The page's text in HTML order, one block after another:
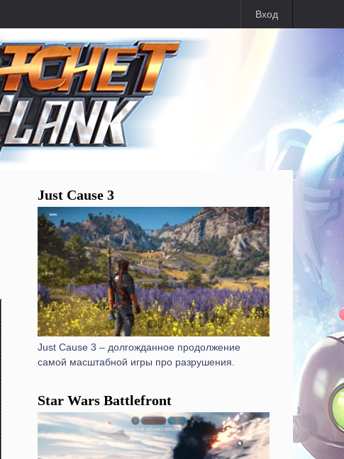
Вход
Just Cause 3
Just Cause 3 – долгожданное продолжение
самой масштабной игры про разрушения.
Star Wars Battlefront